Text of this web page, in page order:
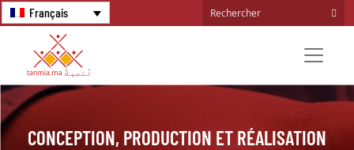
Français
CONCEPTION, PRODUCTION ET RÉALISATION